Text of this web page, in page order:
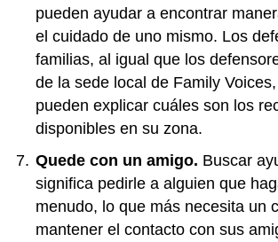
pueden ayudar a encontrar
el cuidado de uno mismo. Los
familias, al igual que los
de la sede local de Family
pueden explicar cuáles son los
disponibles en su zona.
Quede con un amigo. Buscar
significa pedirle a alguien que
menudo, lo que más necesita un
mantener el contacto con sus